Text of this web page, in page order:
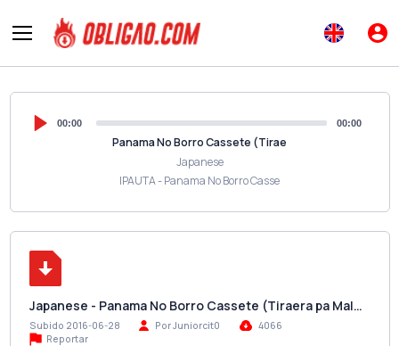
00:00 00:00
Panama No Borro Cassete (Tirae
Japanese
IPAUTA - Panama No Borro Casse
Japanese - Panama No Borro Cassete (Tiraera pa Mal…
Subido 2016-06-28 Por Juniorcit0
4066
Reportar